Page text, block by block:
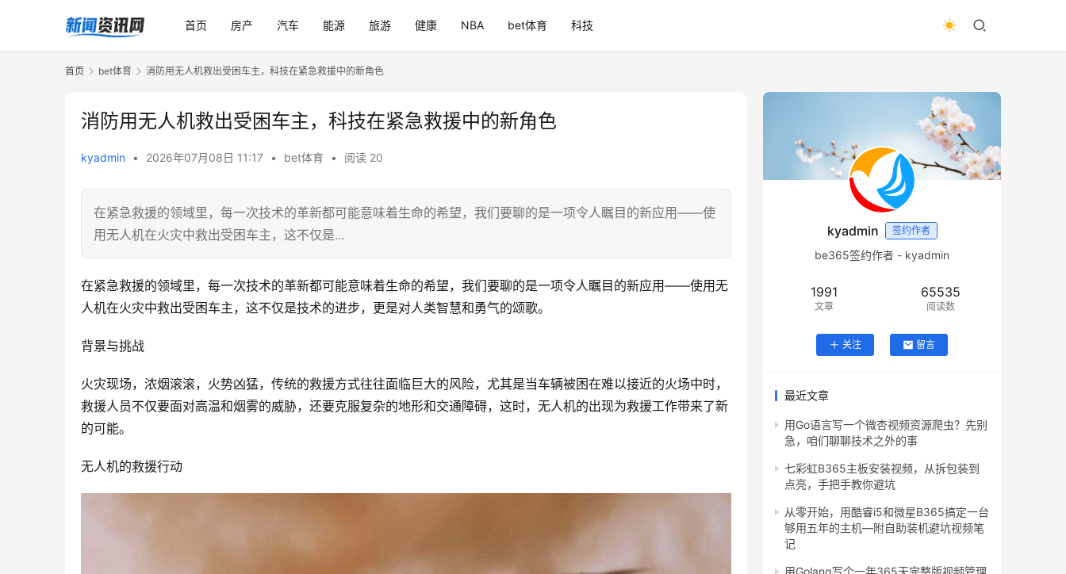
首页 房产 汽车 能源 旅游 健康 NBA bet体育 科技
首页 bet体育 消防用无人机救出受困车主，科技在紧急救援中的新角色
消防用无人机救出受困车主，科技在紧急救援中的新角色
kyadmin • 2026年07月08日 11:17 • bet体育 • 阅读 20
在紧急救援的领域里，每一次技术的革新都可能意味着生命的希望，我们要聊的是一项令人瞩目的新应用——使
用无人机在火灾中救出受困车主，这不仅是...
在紧急救援的领域里，每一次技术的革新都可能意味着生命的希望，我们要聊的是一项令人瞩目的新应用——使用无
人机在火灾中救出受困车主，这不仅是技术的进步，更是对人类智慧和勇气的颂歌。
背景与挑战
火灾现场，浓烟滚滚，火势凶猛，传统的救援方式往往面临巨大的风险，尤其是当车辆被困在难以接近的火场中时，
救援人员不仅要面对高温和烟雾的威胁，还要克服复杂的地形和交通障碍，这时，无人机的出现为救援工作带来了新
的可能。
无人机的救援行动
kyadmin 签约作者
be365签约作者 - kyadmin
1991
文章
65535
阅读数
关注 留言
最近文章
用Go语言写一个微杏视频资源爬虫？先别
急，咱们聊聊技术之外的事
七彩虹B365主板安装视频，从拆包装到
点亮，手把手教你避坑
从零开始，用酷睿i5和微星B365搞定一台
够用五年的主机—附自助装机避坑视频笔
记